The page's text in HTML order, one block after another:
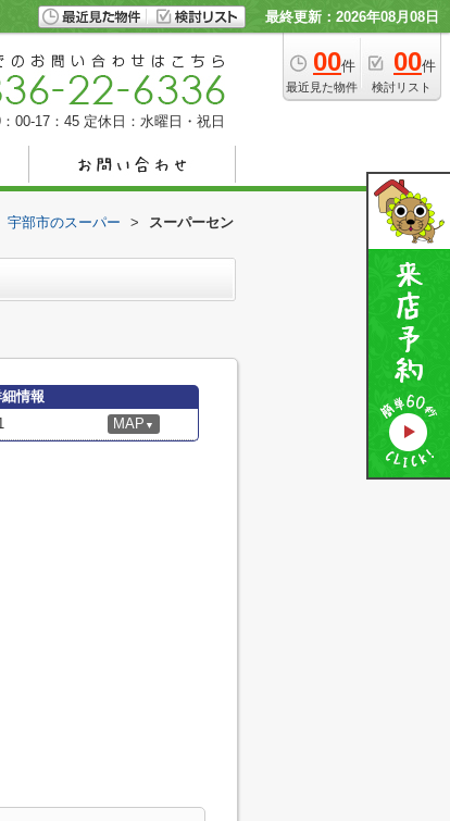
最終更新：2026年08月08日
00件
最近見た物件
00件
検討リスト
00-17：45 定休日：水曜日・祝日
宇部市のスーパー >
スーパーセン
情報
MAP ▼